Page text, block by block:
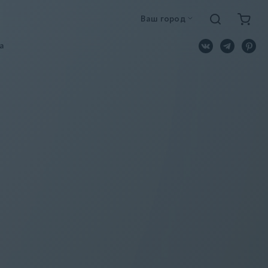
Ваш город